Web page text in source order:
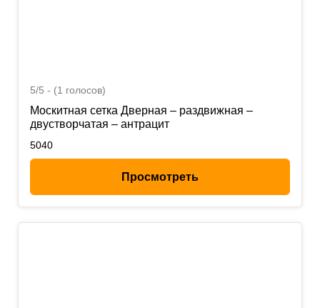
5/5 - (1 голосов)
Москитная сетка Дверная – раздвижная –
двустворчатая – антрацит
5040
Просмотреть